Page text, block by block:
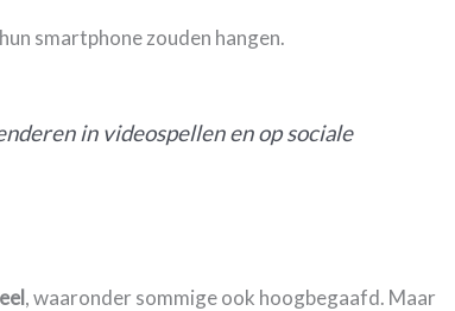
smartphone zouden hangen.
in videospellen en op sociale
, waaronder sommige ook hoogbegaafd. Maar